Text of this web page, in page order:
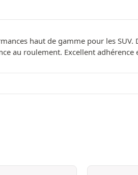
haut de gamme pour les
au roulement. Excellent adhérence